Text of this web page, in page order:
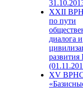
XXII
по пути
диалога и
развития
XV